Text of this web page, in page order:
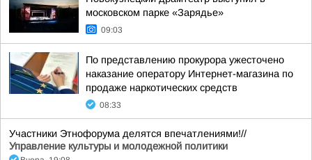
московском парке «Зарядье»
09:03
По представлению прокурора ужесточено
наказание оператору Интернет-магазина по
продаже наркотических средств
08:33
Участники Этнофорума делятся впечатлениями!//
Управление культуры и молодежной политики